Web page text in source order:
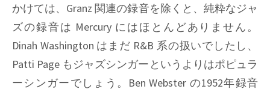
かけては、Granz 関連の録音を除くと、純粋なジャ
ズの録音は Mercury にはほとんどありません。
Dinah Washington はまだ R&B 系の扱いでしたし、
Patti Page もジャズシンガーというよりはポピュラ
ーシンガーでしょう。Ben Webster の1952年録音